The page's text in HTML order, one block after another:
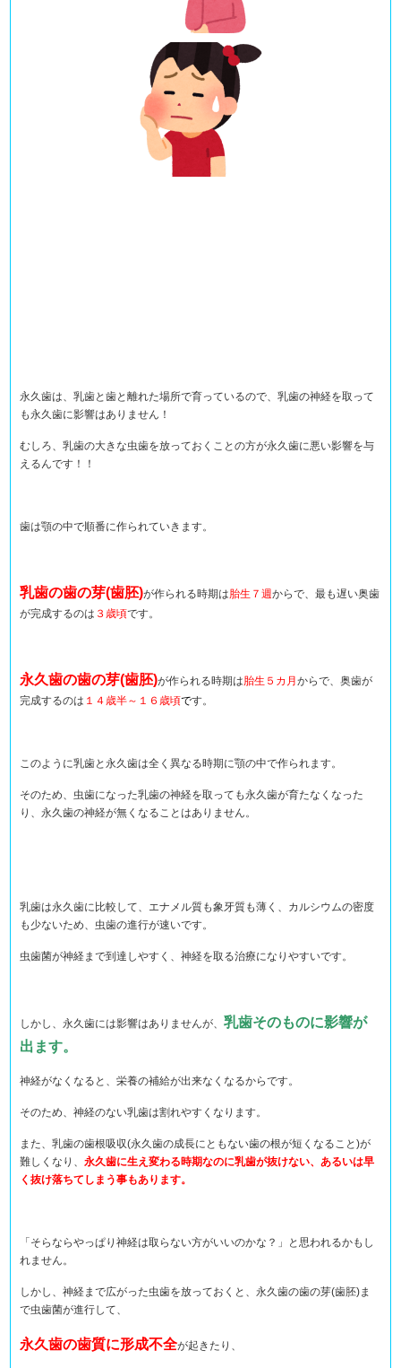
永久歯は、乳歯と歯と離れた場所で育っているので、乳歯の神経を取って
も永久歯に影響はありません！
むしろ、乳歯の大きな虫歯を放っておくことの方が永久歯に悪い影響を与
えるんです！！
歯は顎の中で順番に作られていきます。
乳歯の歯の芽(歯胚)が作られる時期は胎生７週からで、最も遅い奥歯
が完成するのは ３歳頃です。
永久歯の歯の芽(歯胚)が作られる時期は胎生５カ月からで、奥歯が
完成するのは １４歳半～１６歳頃です。
このように乳歯と永久歯は全く異なる時期に顎の中で作られます。
そのため、虫歯になった乳歯の神経を取っても永久歯が育たなくなった
り、永久歯の神経が無くなることはありません。
乳歯は永久歯に比較して、エナメル質も象牙質も薄く、カルシウムの密度
も少ないため、虫歯の進行が速いです。
虫歯菌が神経まで到達しやすく、神経を取る治療になりやすいです。
しかし、永久歯には影響はありませんが、乳歯そのものに影響が
出ます。
神経がなくなると、栄養の補給が出来なくなるからです。
そのため、神経のない乳歯は割れやすくなります。
また、乳歯の歯根吸収(永久歯の成長にともない歯の根が短くなること)が
難しくなり、永久歯に生え変わる時期なのに乳歯が抜けない、あるいは早
く抜け落ちてしまう事もあります。
「そらならやっぱり神経は取らない方がいいのかな？」と思われるかもし
れません。
しかし、神経まで広がった虫歯を放っておくと、永久歯の歯の芽(歯胚)ま
で虫歯菌が進行して、
永久歯の歯質に形成不全が起きたり、